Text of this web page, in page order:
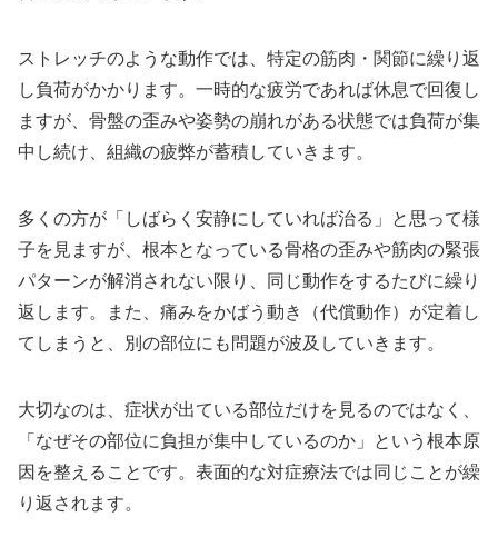
ストレッチのような動作では、特定の筋肉・関節に繰り返
し負荷がかかります。一時的な疲労であれば休息で回復し
ますが、骨盤の歪みや姿勢の崩れがある状態では負荷が集
中し続け、組織の疲弊が蓄積していきます。
多くの方が「しばらく安静にしていれば治る」と思って様
子を見ますが、根本となっている骨格の歪みや筋肉の緊張
パターンが解消されない限り、同じ動作をするたびに繰り
返します。また、痛みをかばう動き（代償動作）が定着し
てしまうと、別の部位にも問題が波及していきます。
大切なのは、症状が出ている部位だけを見るのではなく、
「なぜその部位に負担が集中しているのか」という根本原
因を整えることです。表面的な対症療法では同じことが繰
り返されます。